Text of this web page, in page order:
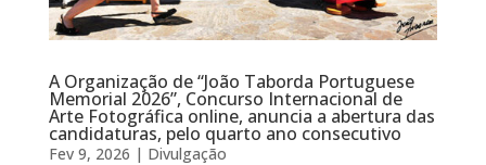
A Organização de “João Taborda Portuguese
Memorial 2026”, Concurso Internacional de
Arte Fotográfica online, anuncia a abertura das
candidaturas, pelo quarto ano consecutivo
Fev 9, 2026 | Divulgação